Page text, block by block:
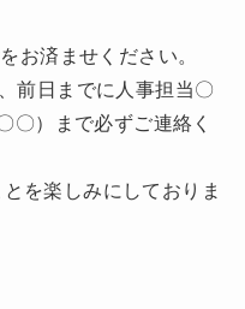
お済ませください。
前日までに人事担当〇
〇）まで必ずご連絡く
を楽しみにしておりま